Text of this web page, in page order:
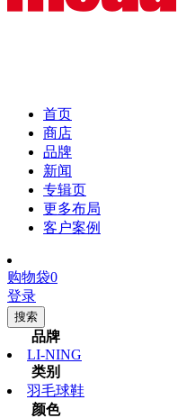
首页
商店
品牌
新闻
专辑页
更多布局
客户案例
购物袋0
登录
搜索
品牌
LI-NING
类别
羽毛球鞋
颜色